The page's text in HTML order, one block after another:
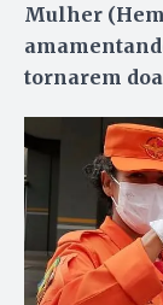
Mulher
tornarem